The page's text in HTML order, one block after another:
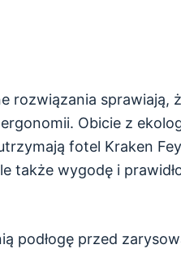
rozwiązania sprawiają,
Obicie z
fotel Kraken
także wygodę i
podłogę przed